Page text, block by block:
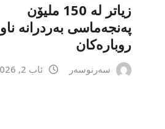
زیاتر لە 150 ملیۆن
پەنجەماسی بەردرانە ناو
روبارەکان
سەرنوسەر ئاب 2, 2026